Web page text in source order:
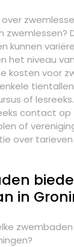
zwemlessen?
kunnen
het niveau
kosten voor
of
contact
of
over
in